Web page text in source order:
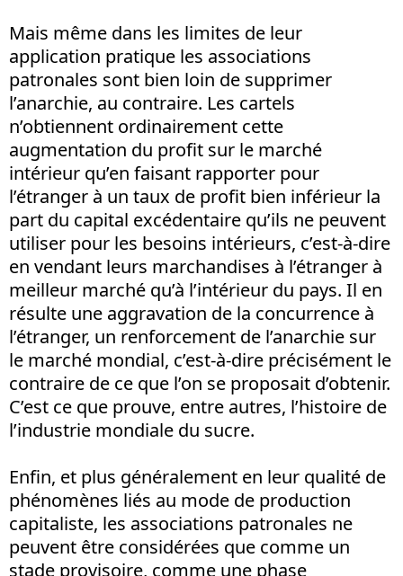
Mais même dans les limites de leur
application pratique les associations
patronales sont bien loin de supprimer
l’anarchie, au contraire. Les cartels
n’obtiennent ordinairement cette
augmentation du profit sur le marché
intérieur qu’en faisant rapporter pour
l’étranger à un taux de profit bien inférieur la
part du capital excédentaire qu’ils ne peuvent
utiliser pour les besoins intérieurs, c’est-à-dire
en vendant leurs marchandises à l’étranger à
meilleur marché qu’à l’intérieur du pays. Il en
résulte une aggravation de la concurrence à
l’étranger, un renforcement de l’anarchie sur
le marché mondial, c’est-à-dire précisément le
contraire de ce que l’on se proposait d’obtenir.
C’est ce que prouve, entre autres, l’histoire de
l’industrie mondiale du sucre.
Enfin, et plus généralement en leur qualité de
phénomènes liés au mode de production
capitaliste, les associations patronales ne
peuvent être considérées que comme un
stade provisoire, comme une phase